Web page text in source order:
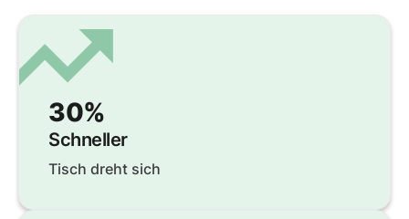
30%
Schneller
Tisch dreht sich